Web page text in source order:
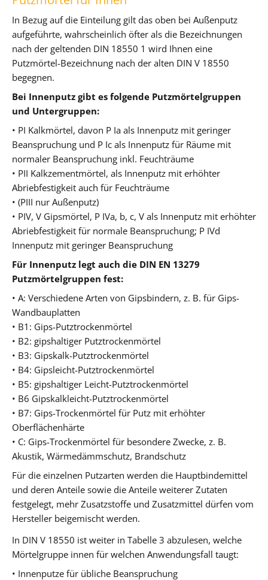
In Bezug auf die Einteilung gilt das oben bei Außenputz
aufgeführte, wahrscheinlich öfter als die Bezeichnungen
nach der geltenden DIN 18550 1 wird Ihnen eine
Putzmörtel-Bezeichnung nach der alten DIN V 18550
begegnen.
Bei Innenputz gibt es folgende Putzmörtelgruppen
und Untergruppen:
• PI Kalkmörtel, davon P Ia als Innenputz mit geringer
Beanspruchung und P Ic als Innenputz für Räume mit
normaler Beanspruchung inkl. Feuchträume
• PII Kalkzementmörtel, als Innenputz mit erhöhter
Abriebfestigkeit auch für Feuchträume
• (PIII nur Außenputz)
• PIV, V Gipsmörtel, P IVa, b, c, V als Innenputz mit erhöhter
Abriebfestigkeit für normale Beanspruchung; P IVd
Innenputz mit geringer Beanspruchung
Für Innenputz legt auch die DIN EN 13279
Putzmörtelgruppen fest:
• A: Verschiedene Arten von Gipsbindern, z. B. für Gips-
Wandbauplatten
• B1: Gips-Putztrockenmörtel
• B2: gipshaltiger Putztrockenmörtel
• B3: Gipskalk-Putztrockenmörtel
• B4: Gipsleicht-Putztrockenmörtel
• B5: gipshaltiger Leicht-Putztrockenmörtel
• B6 Gipskalkleicht-Putztrockenmörtel
• B7: Gips-Trockenmörtel für Putz mit erhöhter
Oberflächenhärte
• C: Gips-Trockenmörtel für besondere Zwecke, z. B.
Akustik, Wärmedämmschutz, Brandschutz
Für die einzelnen Putzarten werden die Hauptbindemittel
und deren Anteile sowie die Anteile weiterer Zutaten
festgelegt, mehr Zusatzstoffe und Zusatzmittel dürfen vom
Hersteller beigemischt werden.
In DIN V 18550 ist weiter in Tabelle 3 abzulesen, welche
Mörtelgruppe innen für welchen Anwendungsfall taugt:
• Innenputze für übliche Beanspruchung